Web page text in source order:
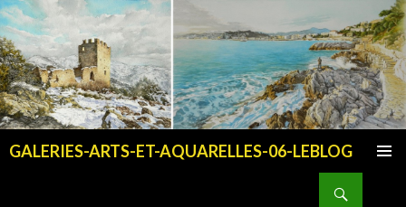
GALERIES-ARTS-ET-AQUARELLES-06-LEBLOG